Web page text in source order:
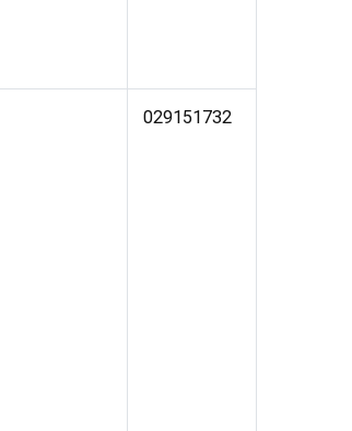
029151732